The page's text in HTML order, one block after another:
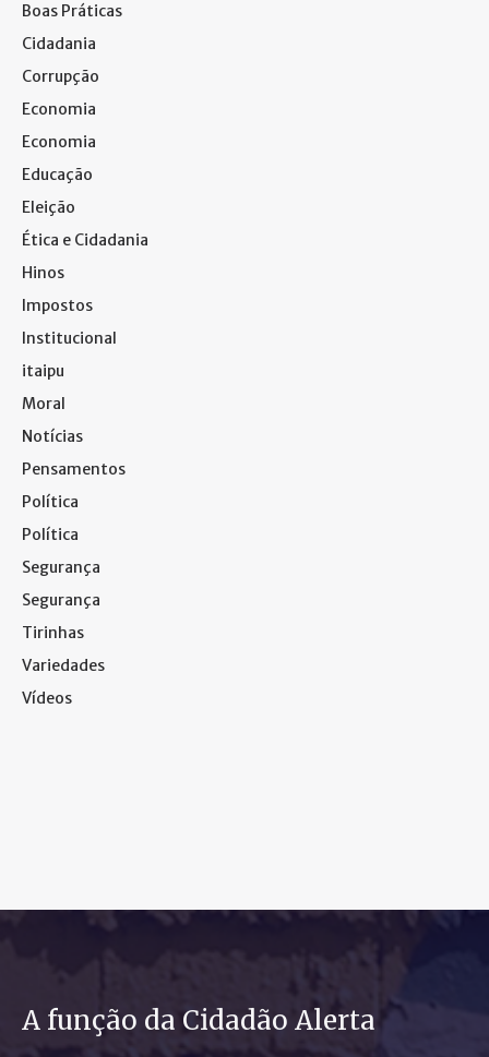
Boas Práticas
Cidadania
Corrupção
Economia
Economia
Educação
Eleição
Ética e Cidadania
Hinos
Impostos
Institucional
itaipu
Moral
Notícias
Pensamentos
Política
Política
Segurança
Segurança
Tirinhas
Variedades
Vídeos
A função da Cidadão Alerta